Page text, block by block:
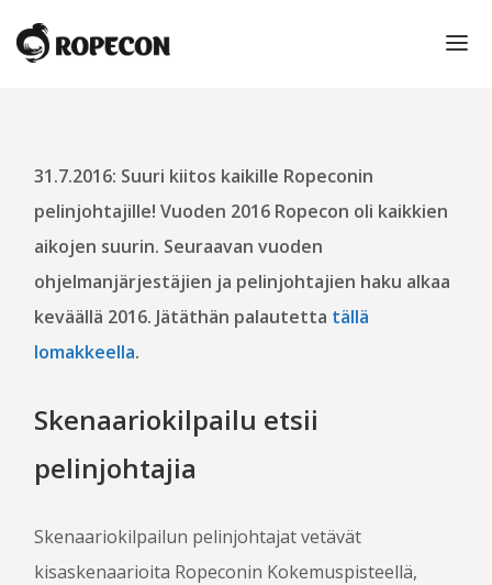
ROPECON 2016
ROPECON 2016
PALKINNOT
OHJELMA
OHJELMAOPAS 2016
31.7.2016: Suuri kiitos kaikille Ropeconin
pelinjohtajille! Vuoden 2016 Ropecon oli kaikkien
aikojen suurin. Seuraavan vuoden
ohjelmanjärjestäjien ja pelinjohtajien haku alkaa
keväällä 2016. Jätäthän palautetta tällä
lomakkeella.
Skenaariokilpailu etsii
pelinjohtajia
Skenaariokilpailun pelinjohtajat vetävät
kisaskenaarioita Ropeconin Kokemuspisteellä,